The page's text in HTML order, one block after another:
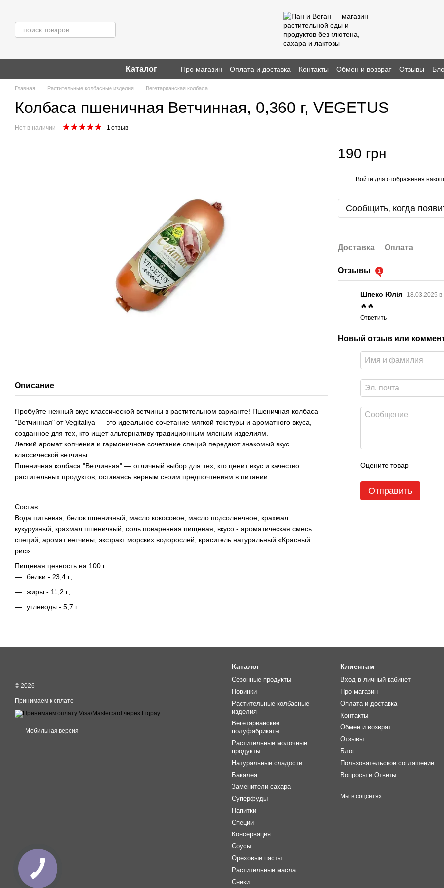
Каталог Про магазин Оплата и доставка Контакты Обмен и возврат Отзывы
Главная Растительные колбасные изделия Вегетарианская колбаса
Колбаса пшеничная Ветчинная, 0,360 г, VEGETUS
Нет в наличии 1 отзыв
Описание
Пробуйте нежный вкус классической ветчины в растительном варианте! Пшеничная колбаса
"Ветчинная" от Vegitaliya — это идеальное сочетание мягкой текстуры и ароматного вкуса,
созданное для тех, кто ищет альтернативу традиционным мясным изделиям.
Легкий аромат копчения и гармоничное сочетание специй передают знакомый вкус
классической ветчины.
Пшеничная колбаса "Ветчинная" — отличный выбор для тех, кто ценит вкус и качество
растительных продуктов, оставаясь верным своим предпочтениям в питании.
Состав:
Вода питьевая, белок пшеничный, масло кокосовое, масло подсолнечное, крахмал
кукурузный, крахмал пшеничный, соль поваренная пищевая, вкусо - ароматическая смесь
специй, аромат ветчины, экстракт морских водорослей, краситель натуральный «Красный
рис».
Пищевая ценность на 100 г:
белки - 23,4 г;
жиры - 11,2 г;
углеводы - 5,7 г.
190 грн
Войти для отображения
Сообщить, когда
Доставка Оплата
Отзывы 1
Шпеко Юлія 18.03.2025 в
🔥🔥
Ответить
Новый отзыв или
Оцените товар
Отправить
© 2026
Принимаем к оплате
Мобильная версия
Каталог
Сезонные продукты
Новинки
Растительные колбасные
изделия
Вегетарианские
полуфабрикаты
Растительные молочные
продукты
Натуральные сладости
Бакалея
Заменители сахара
Суперфуды
Напитки
Специи
Консервация
Соусы
Ореховые пасты
Растительные масла
Снеки
Клиентам
Вход в личный кабинет
Про магазин
Оплата и доставка
Контакты
Обмен и возврат
Отзывы
Блог
Пользовательское соглашение
Вопросы и Ответы
Мы в соцсетях